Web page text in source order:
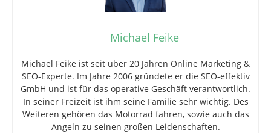
Michael Feike
Michael Feike ist seit über 20 Jahren Online Marketing &
SEO-Experte. Im Jahre 2006 gründete er die SEO-effektiv
GmbH und ist für das operative Geschäft verantwortlich.
In seiner Freizeit ist ihm seine Familie sehr wichtig. Des
Weiteren gehören das Motorrad fahren, sowie auch das
Angeln zu seinen großen Leidenschaften.